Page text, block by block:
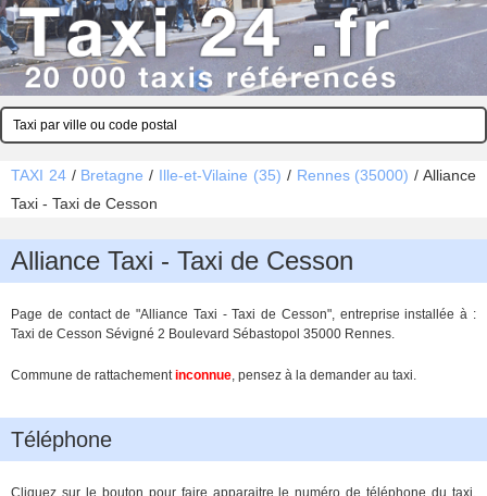
TAXI 24/ Bretagne / Ille-et-Vilaine (35) / Rennes (35000) /Alliance
Taxi - Taxi de Cesson
Alliance Taxi - Taxi de Cesson
Page de contact de "Alliance Taxi - Taxi de Cesson", entreprise installée à :
Taxi de Cesson Sévigné 2 Boulevard Sébastopol 35000 Rennes.
Commune de rattachementinconnue, pensez à la demander au taxi.
Téléphone
Cliquez sur le bouton pour faire apparaitre le numéro de téléphone du taxi.